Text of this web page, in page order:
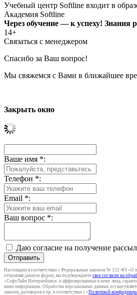
Учебный центр Softline входит в
Академия Softline
Через обучение — к успеху! Знания
14+
Связаться с менеджером
Спасибо за Ваш вопрос!
Мы свяжемся с Вами в ближайшее
Закрыть окно
Ваше имя *:
Телефон *:
Email *:
Ваш вопрос *:
Даю согласие на получение
Отправить
Настоящим в соответствии с Федеральным законом № 152-ФЗ «О
отправляя данную форму, вы подтверждаете свое согласие на
«СофтЛайн Интернейшнл» и аффилированные к нему лица,
нами информации. Обработка персональных данных
заказов, договоров и пр. в соответствии с «Политикой